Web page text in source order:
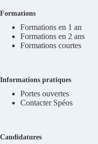
Formations
Formations en 1 an
Formations en 2 ans
Formations courtes
Informations pratiques
Portes ouvertes
Contacter Spéos
Candidatures